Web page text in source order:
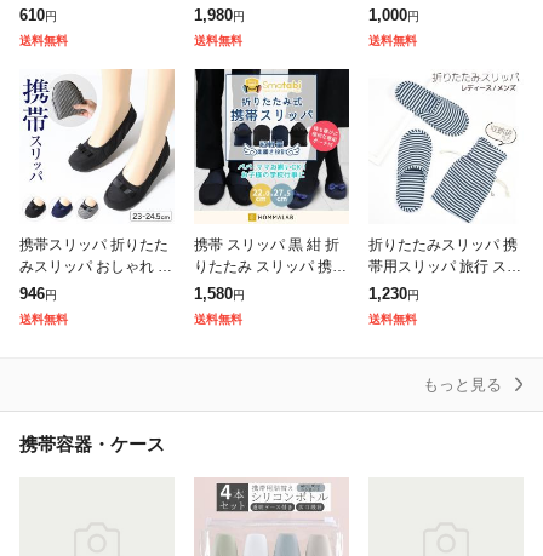
軽量 レディース 携帯ス
リッパ EVA おしゃれ ス
ル
610円
送料無料
かと付き スリッパ かか
と踏める パンプス風 バ
ル 極上柔
1,980円
送料無料
G-SLIPPER] 旅行 機内
参観 便利グッズ ゴム
1,000円
送料無料
携帯スリッパ 折りたた
みスリッパ おしゃれ レ
ディース 防災グッズ 携
帯用 収納ポーチ付き 23
946円
送料無料
携帯 スリッパ 黒 紺 折
りたたみ スリッパ 携帯
スリッパ 幼稚園 かわい
い ルームシューズ パン
1,580円
送料無料
折りたたみスリッパ 携
帯用スリッパ 旅行 スト
ライプ ボーダー 持ち運
び ポーチ付き 男性 女
1,230円
送料無料
もっと見る
携帯容器・ケース